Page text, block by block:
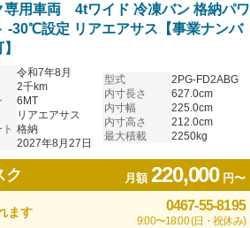
専用車両 4tワイド 冷凍バン 格納パワ
-30℃設定 リアエアサス【事業ナンバ
令和7年8月
2千km
6MT
リアエアサス
格納
2027年8月27日
型式
2PG-FD2ABG
内寸長さ
627.0cm
内寸幅
225.0cm
内寸高さ
212.0cm
最大積載
2250kg
ク 月額220,000円〜
ます 0467-55-8195
9:00〜18:00 (日・祝休み)